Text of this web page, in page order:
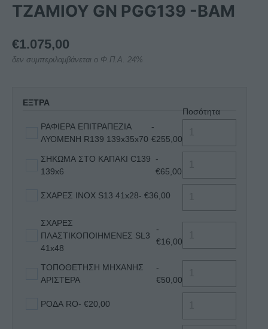
ΤΖΑΜΙΟΥ GN PGG139 -BAM
€1.075,00
δεν συμπεριλαμβάνεται ο Φ.Π.Α. 24%
ΕΞΤΡΑ
ΡΑΦΙΕΡΑ ΕΠΙΤΡΑΠΕΖΙΑ
ΛΥΟΜΕΝΗ R139 139x35x70
-
€255,00
Ποσότητα
ΣΗΚΩΜΑ ΣΤΟ ΚΑΠΑΚΙ C139
139x6
-
€65,00
ΣΧΑΡΕΣ INOX S13 41x28- €36,00
ΣΧΑΡΕΣ
ΠΛΑΣΤΙΚΟΠΟΙΗΜΕΝΕΣ SL3
41x48
-
€16,00
ΤΟΠΟΘΕΤΗΣΗ ΜΗΧΑΝΗΣ
ΑΡΙΣΤΕΡΑ
-
€50,00
ΡΟΔΑ RO- €20,00